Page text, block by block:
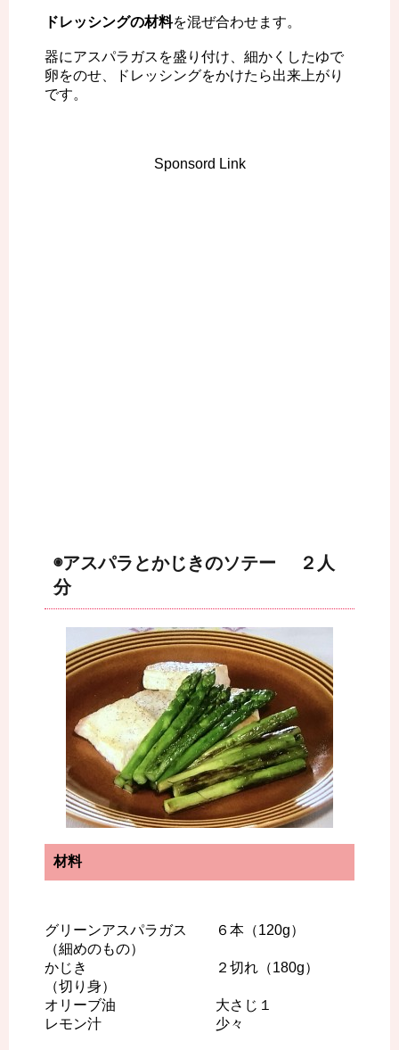
ドレッシングの材料を混ぜ合わせます。
器にアスパラガスを盛り付け、細かくしたゆで
卵をのせ、ドレッシングをかけたら出来上がり
です。
Sponsord Link
◉アスパラとかじきのソテー ２人
分
材料
グリーンアスパラガス ６本（120g）
（細めのもの）
かじき ２切れ（180g）
（切り身）
オリーブ油 大さじ１
レモン汁 少々